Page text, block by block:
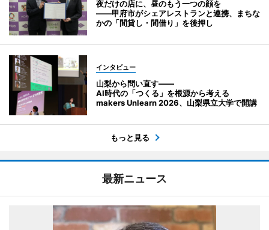
夜だけの店に、昼のもう一つの顔を
――甲府市がシェアレストランと連携、まちな
かの「間貸し・間借り」を後押し
インタビュー
山梨から問い直す――
AI時代の「つくる」を根源から考える
makers Unlearn 2026、山梨県立大学で開講
もっと見る
最新ニュース